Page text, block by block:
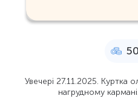
Увечері 27.11.2025. Куртка
нагрудному